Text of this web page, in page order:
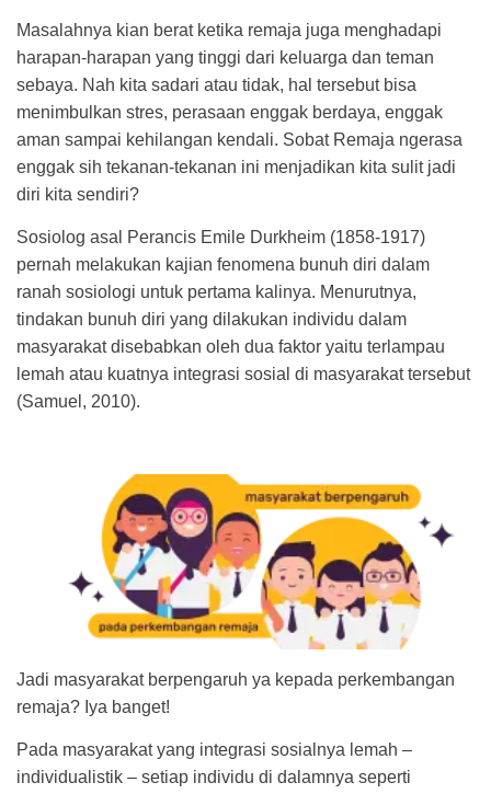
Masalahnya kian berat ketika remaja juga menghadapi
harapan-harapan yang tinggi dari keluarga dan teman
sebaya. Nah kita sadari atau tidak, hal tersebut bisa
menimbulkan stres, perasaan enggak berdaya, enggak
aman sampai kehilangan kendali. Sobat Remaja ngerasa
enggak sih tekanan-tekanan ini menjadikan kita sulit jadi
diri kita sendiri?
Sosiolog asal Perancis Emile Durkheim (1858-1917)
pernah melakukan kajian fenomena bunuh diri dalam
ranah sosiologi untuk pertama kalinya. Menurutnya,
tindakan bunuh diri yang dilakukan individu dalam
masyarakat disebabkan oleh dua faktor yaitu terlampau
lemah atau kuatnya integrasi sosial di masyarakat tersebut
(Samuel, 2010).
Jadi masyarakat berpengaruh ya kepada perkembangan
remaja? Iya banget!
Pada masyarakat yang integrasi sosialnya lemah –
individualistik – setiap individu di dalamnya seperti